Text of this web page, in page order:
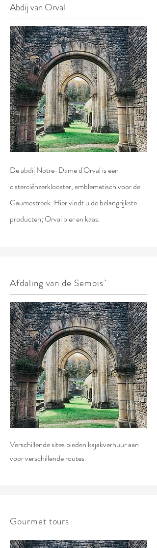
Abdij van Orval
De abdij Notre-Dame d'Orval is een
cisterciënzerklooster, emblematisch voor de
Gaumestreek. Hier vindt u de belangrijkste
producten; Orval bier en kaas.
Afdaling van de Semois`
Verschillende sites bieden kajakverhuur aan
voor verschillende routes.
Gourmet tours